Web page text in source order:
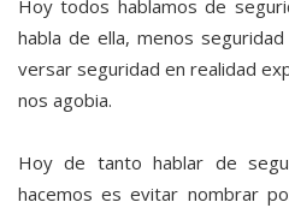
Hoy todos hablamos de
habla de ella, menos
versar seguridad en realidad
nos agobia.
Hoy de tanto hablar de
hacemos es evitar nombrar